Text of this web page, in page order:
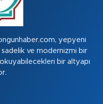
yepyeni
sadelik ve modernizmi bir
bir altyapı